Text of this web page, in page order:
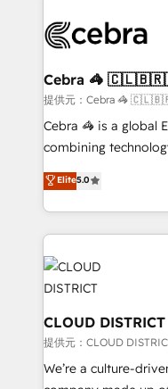
implementations,
CS: 245% organic
full-funnel HubSpot
boost with a new HubSpot site
🏆 HubSpot
Inbound Campaign
Award for Best
Cebra 🦓
提供元：Cebra
Cebra 🦓 is a global
combining
expertise across
Europe, with teams
we combine local
help businesses
AI and strategy. For over 12 years, we’ve delivered
500+ HubSpot
end solutions that
inbound and loop
creativity. Our
Portuguese, and
that drive measurable growth. 🌎
Elite5.0
CLOUD DISTRICT
提供元：CLOUD
We’re a culture-